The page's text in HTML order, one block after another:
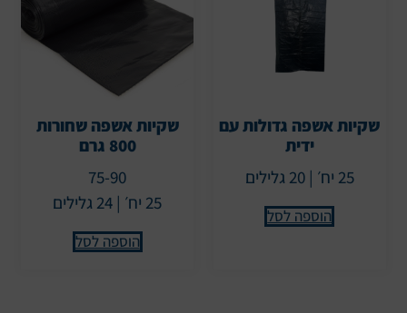
שקיות אשפה גדולות עם
ידית
25 יח׳ | 20 גלילים
הוספה לסל
שקיות אשפה שחורות
800 גרם
75-90
25 יח׳ | 24 גלילים
הוספה לסל